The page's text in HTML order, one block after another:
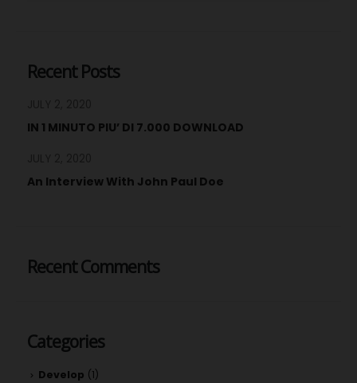
Recent Posts
IN 1 MINUTO PIU’ DI 7.000 DOWNLOAD
An Interview With John Paul Doe
Recent Comments
Categories
Develop (1)